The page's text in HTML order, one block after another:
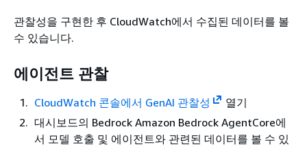
관찰성을 구현한 후 CloudWatch에서 수집된 데이터를 볼
수 있습니다.
에이전트 관찰
CloudWatch 콘솔에서 GenAI 관찰성
열기
대시보드의 Bedrock Amazon Bedrock AgentCore에
서 모델 호출 및 에이전트와 관련된 데이터를 볼 수 있